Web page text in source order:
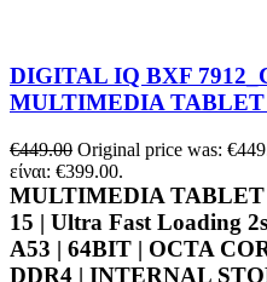
DIGITAL IQ BXF
MULTIMEDIA
€449.00 Original price was:
είναι: €399.00.
MULTIMEDIA
15 | Ultra Fast Loading
A53 | 64BIT | OCTA
DDR4 | INTERNAL